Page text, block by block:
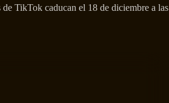
TikTok caducan el 18 de diciembre a las